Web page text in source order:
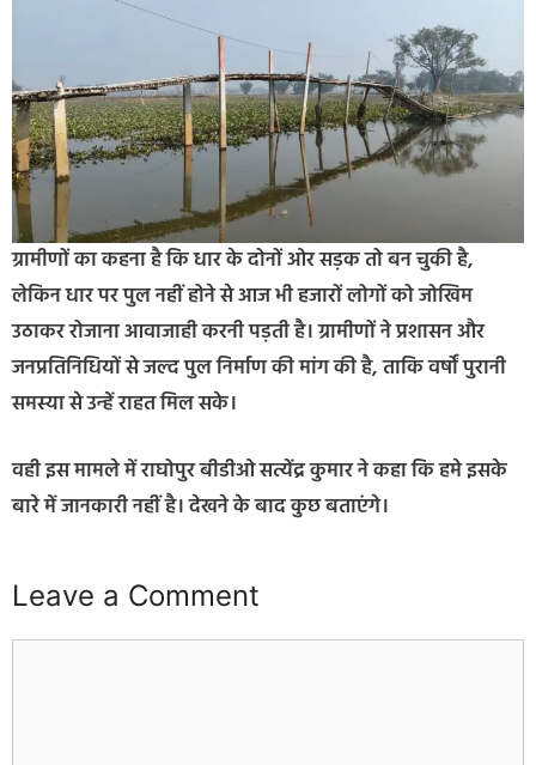
ग्रामीणों का कहना है कि धार के दोनों ओर सड़क तो बन चुकी है,
लेकिन धार पर पुल नहीं होने से आज भी हजारों लोगों को जोखिम
उठाकर रोजाना आवाजाही करनी पड़ती है। ग्रामीणों ने प्रशासन और
जनप्रतिनिधियों से जल्द पुल निर्माण की मांग की है, ताकि वर्षों पुरानी
समस्या से उन्हें राहत मिल सके।
वही इस मामले में राघोपुर बीडीओ सत्येंद्र कुमार ने कहा कि हमे इसके
बारे में जानकारी नहीं है। देखने के बाद कुछ बताएंगे।
Leave a Comment